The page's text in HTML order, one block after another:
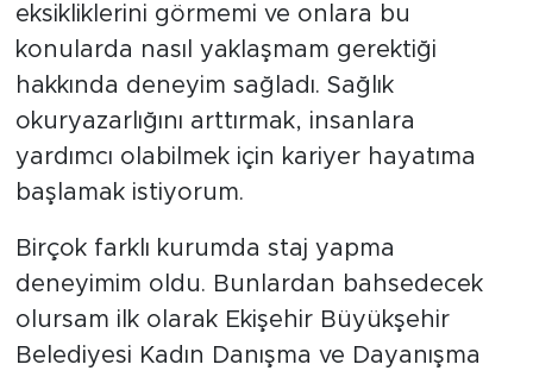
eksikliklerini görmemi ve onlara bu
konularda nasıl yaklaşmam gerektiği
hakkında deneyim sağladı. Sağlık
okuryazarlığını arttırmak, insanlara
yardımcı olabilmek için kariyer hayatıma
başlamak istiyorum.
Birçok farklı kurumda staj yapma
deneyimim oldu. Bunlardan bahsedecek
olursam ilk olarak Ekişehir Büyükşehir
Belediyesi Kadın Danışma ve Dayanışma